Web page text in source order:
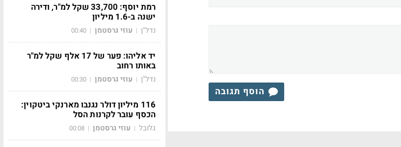
הוסף תגובה
רמת יוסף: 33,700 שקל למ"ר, ודירה
ישנה ב-1.6 מיליון
נדל"ן | עוזי גרסטמן |
00:40
יד אליהו: פער של 17 אלף שקל למ"ר
באותו רחוב
נדל"ן | עוזי גרסטמן |
00:30
116 מיליון דולר נגנבו מארנקי ביטקוין:
הכסף עובר לקרנות הסל
גלובל | עוזי גרסטמן |
00:08